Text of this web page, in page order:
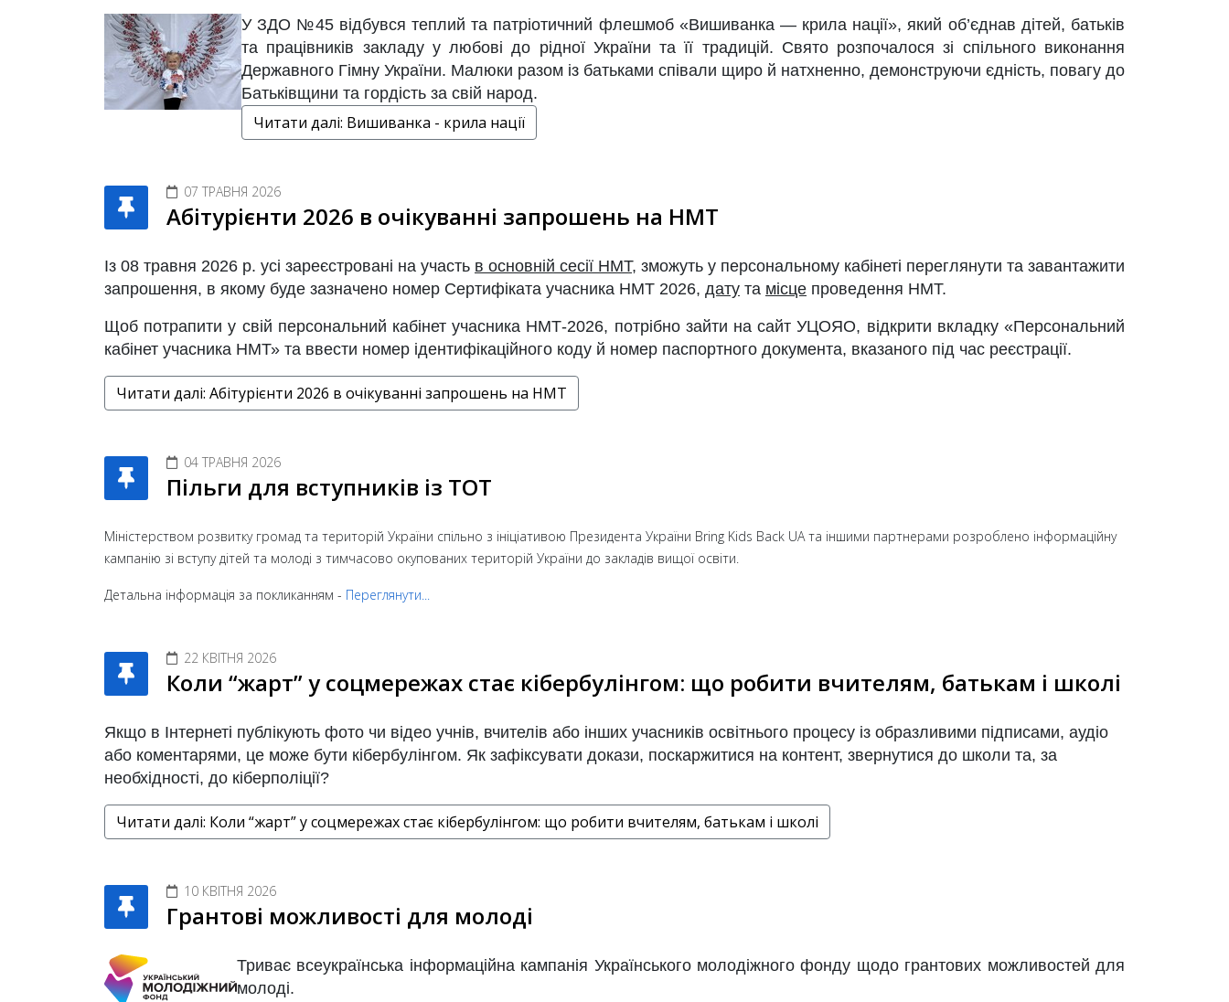
У ЗДО №45 відбувся теплий та патріотичний флешмоб «Вишиванка — крила нації», який об’єднав дітей, батьків
та працівників закладу у любові до рідної України та її традицій. Свято розпочалося зі спільного виконання
Державного Гімну України. Малюки разом із батьками співали щиро й натхненно, демонструючи єдність, повагу до
Батьківщини та гордість за свій народ.
Читати далі: Вишиванка - крила нації
07 ТРАВНЯ 2026
Абітурієнти 2026 в очікуванні запрошень на НМТ
Із 08 травня 2026 р. усі зареєстровані на участь в основній сесії НМТ, зможуть у персональному кабінеті переглянути та завантажити
запрошення, в якому буде зазначено номер Сертифіката учасника НМТ 2026, дату та місце проведення НМТ.
Щоб потрапити у свій персональний кабінет учасника НМТ-2026, потрібно зайти на сайт УЦОЯО, відкрити вкладку «Персональний
кабінет учасника НМТ» та ввести номер ідентифікаційного коду й номер паспортного документа, вказаного під час реєстрації.
Читати далі: Абітурієнти 2026 в очікуванні запрошень на НМТ
04 ТРАВНЯ 2026
Пільги для вступників із ТОТ
Міністерством розвитку громад та територій України спільно з ініціативою Президента України Bring Kids Back UA та іншими партнерами розроблено інформаційну
кампанію зі вступу дітей та молоді з тимчасово окупованих територій України до закладів вищої освіти.
Детальна інформація за покликанням - Переглянути...
22 КВІТНЯ 2026
Коли “жарт” у соцмережах стає кібербулінгом: що робити вчителям, батькам і школі
Якщо в Інтернеті публікують фото чи відео учнів, вчителів або інших учасників освітнього процесу із образливими підписами, аудіо
або коментарями, це може бути кібербулінгом. Як зафіксувати докази, поскаржитися на контент, звернутися до школи та, за
необхідності, до кіберполіції?
Читати далі: Коли “жарт” у соцмережах стає кібербулінгом: що робити вчителям, батькам і школі
10 КВІТНЯ 2026
Грантові можливості для молоді
Триває всеукраїнська інформаційна кампанія Українського молодіжного фонду щодо грантових можливостей для
молоді.